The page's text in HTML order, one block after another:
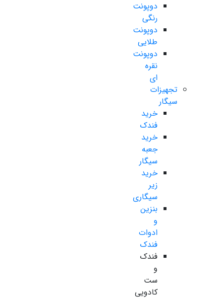
دوپونت
رنگی
دوپونت
طلایی
دوپونت
نقره
ای
تجهیزات
سیگار
خرید
فندک
خرید
جعبه
سیگار
خرید
زیر
سیگاری
بنزین
و
ادوات
فندک
فندک
و
ست
کادویی